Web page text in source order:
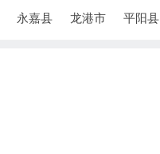
永嘉县 龙港市 平阳县